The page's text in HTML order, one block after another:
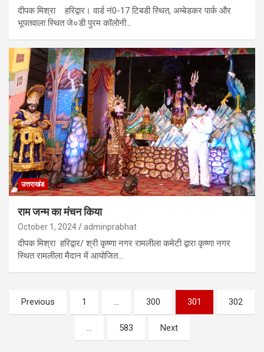
दीपक मिश्रा हरिद्वार। वार्ड नं0-17 टिबडी स्थित, अम्बेडकर पार्क और
भूपतवाला स्थित जे०डी पुरम कॉलोनी…
उत्तराखंड
राम जन्म का मंचन किया
October 1, 2024 adminprabhat
दीपक मिश्रा हरिद्वार/ श्री कृष्णा नगर रामलीला कमेटी द्वारा कृष्णा नगर
स्थित रामलीला मैदान में आयोजित…
Posts
pagination
Previous 1 … 300 301 302
… 583 Next